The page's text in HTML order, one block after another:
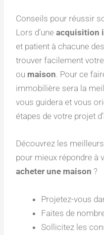
Conseils pour réussir
Lors d’uneacquisition
et patient à chacune
trouver facilement
ou maison. Pour ce
immobilière sera la
vous guidera et vous
étapes de votre projet
Découvrez les
pour mieux répondre à
acheter une maison?
Projetez-vous
Faites de
Sollicitez les